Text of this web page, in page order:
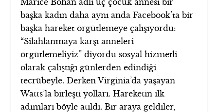
başka kadın daha aynı anda Facebook’ta bir
başka hareket örgütlemeye çalışıyordu:
“Silahlanmaya karşı anneleri
örgütlemeliyiz” diyordu sosyal hizmetli
olarak çalıştığı günlerden edindiği
tecrübeyle. Derken Virginia’da yaşayan
Watts’la birleşti yolları. Hareketin ilk
adımları böyle atıldı. Bir araya geldiler,